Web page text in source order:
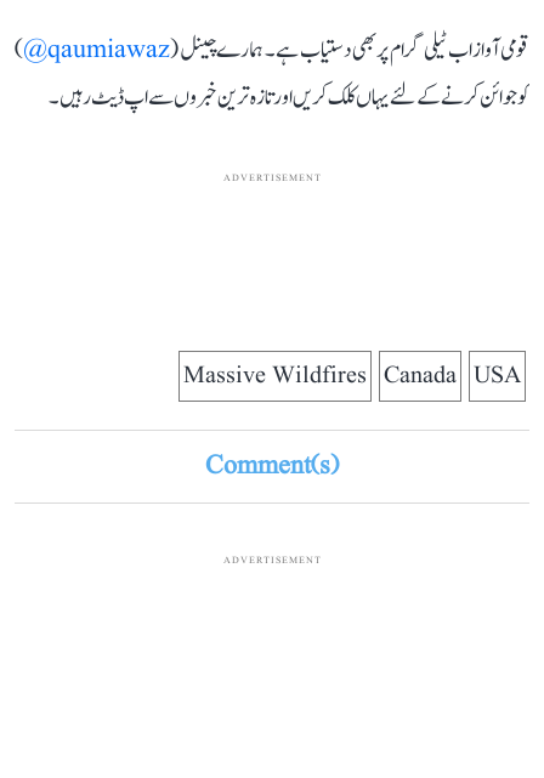
قومی آواز اب ٹیلی گرام پر بھی دستیاب ہے۔ ہمارے چینل (qaumiawaz@
)
کو جوائن کرنے کے لئے یہاں کلک کریں اور تازہ ترین خبروں سے اپ ڈیٹ رہیں۔
ADVERTISEMENT
USA
Canada
Massive Wildfires
Comment(s)
ADVERTISEMENT